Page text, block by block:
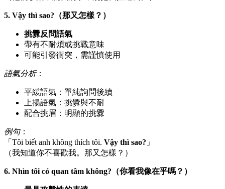
5. Vậy thì sao?（那又怎樣？）
挑釁反問語氣
帶有不耐煩或挑戰意味
可能引發衝突，需謹慎使用
語氣分析：
平緩語氣：單純詢問後續
上揚語氣：挑釁與不耐
配合挑眉：明顯的挑釁
例句：
「Tôi biết anh không thích tôi. Vậy thì sao? 」
（我知道你不喜歡我。那又怎樣？）
6. Nhìn tôi có quan tâm không?（你看我像在乎嗎？）